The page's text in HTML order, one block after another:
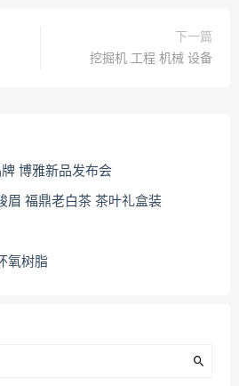
下一篇
挖掘机 工程 机械 设备
博雅新品发布会
眉 福鼎老白茶 茶叶礼盒装
氧树脂